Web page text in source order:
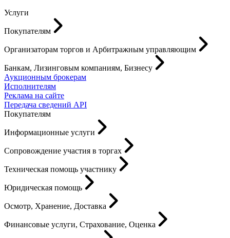
Услуги
Покупателям
Организаторам торгов и Арбитражным управляющим
Банкам, Лизинговым компаниям, Бизнесу
Аукционным брокерам
Исполнителям
Реклама на сайте
Передача сведений API
Покупателям
Информационные услуги
Сопровождение участия в торгах
Техническая помощь участнику
Юридическая помощь
Осмотр, Хранение, Доставка
Финансовые услуги, Страхование, Оценка